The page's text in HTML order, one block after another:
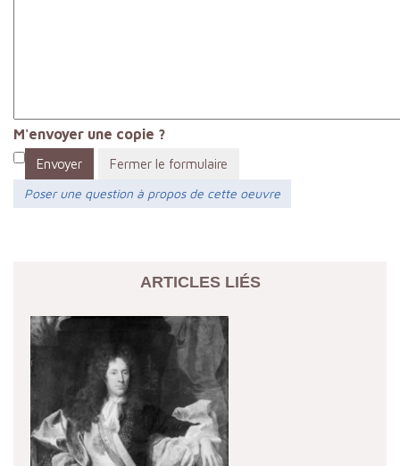
M'envoyer une copie ?
Envoyer
Fermer le formulaire
Poser une question à propos de cette oeuvre
ARTICLES LIÉS